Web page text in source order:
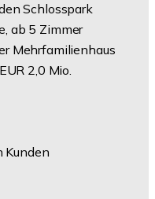
Schlosspark
ab 5 Zimmer
Mehrfamilienhaus
2,0 Mio.
Kunden